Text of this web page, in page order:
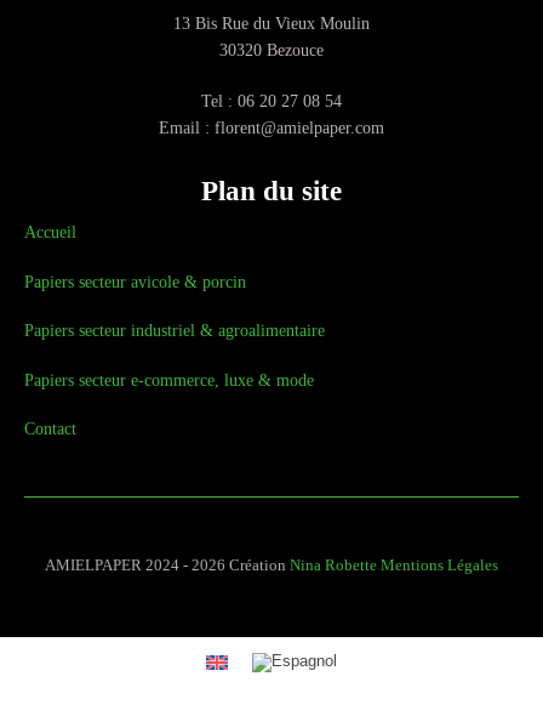
13 Bis Rue du Vieux Moulin
30320 Bezouce
Tel : 06 20 27 08 54
Email : florent@amielpaper.com
Plan du site
Accueil
Papiers secteur avicole & porcin
Papiers secteur industriel & agroalimentaire
Papiers secteur e-commerce, luxe & mode
Contact
AMIELPAPER 2024 - 2026 Création Nina Robette Mentions Légales